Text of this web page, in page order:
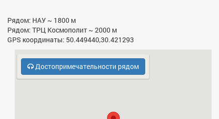
- Кухонная плита
- СВЧ
- Бесплатная парковка
Рядом: НАУ ~ 1800 м
Рядом: ТРЦ Космополит ~ 2000 м
GPS координаты: 50.449440,30.421293
Достопримечательности рядом